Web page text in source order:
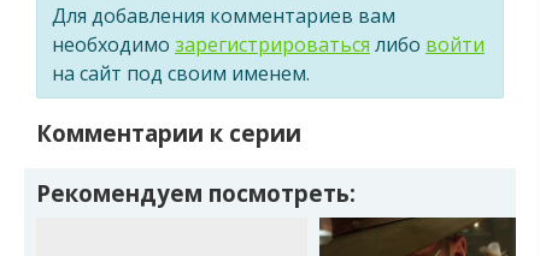
Для добавления комментариев вам
необходимо зарегистрироваться либо войти
на сайт под своим именем.
Комментарии к серии
Рекомендуем посмотреть: